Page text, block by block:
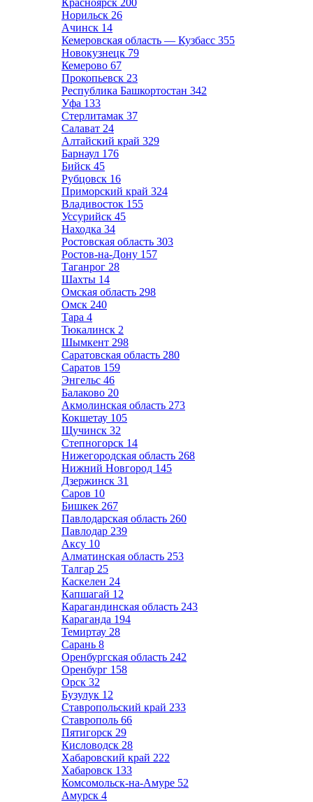
Красноярск 200
Норильск 26
Ачинск 14
Кемеровская область — Кузбасс 355
Новокузнецк 79
Кемерово 67
Прокопьевск 23
Республика Башкортостан 342
Уфа 133
Стерлитамак 37
Салават 24
Алтайский край 329
Барнаул 176
Бийск 45
Рубцовск 16
Приморский край 324
Владивосток 155
Уссурийск 45
Находка 34
Ростовская область 303
Ростов-на-Дону 157
Таганрог 28
Шахты 14
Омская область 298
Омск 240
Тара 4
Тюкалинск 2
Шымкент 298
Саратовская область 280
Саратов 159
Энгельс 46
Балаково 20
Акмолинская область 273
Кокшетау 105
Щучинск 32
Степногорск 14
Нижегородская область 268
Нижний Новгород 145
Дзержинск 31
Саров 10
Бишкек 267
Павлодарская область 260
Павлодар 239
Аксу 10
Алматинская область 253
Талгар 25
Каскелен 24
Капшагай 12
Карагандинская область 243
Караганда 194
Темиртау 28
Сарань 8
Оренбургская область 242
Оренбург 158
Орск 32
Бузулук 12
Ставропольский край 233
Ставрополь 66
Пятигорск 29
Кисловодск 28
Хабаровский край 222
Хабаровск 133
Комсомольск-на-Амуре 52
Амурск 4